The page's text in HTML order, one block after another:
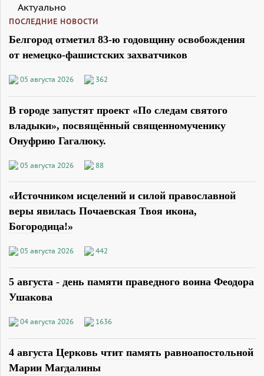
Актуально
ПОСЛЕДНИЕ НОВОСТИ
Белгород отметил 83-ю годовщину освобождения
от немецко-фашистских захватчиков
05 августа 2026 362
В городе запустят проект «По следам святого
владыки», посвящённый священномученику
Онуфрию Гагалюку.
05 августа 2026 88
«Источником исцелений и силой православной
веры явилась Почаевская Твоя икона,
Богородица!»
05 августа 2026 442
5 августа - день памяти праведного воина Феодора
Ушакова
04 августа 2026 1636
4 августа Церковь чтит память равноапостольной
Марии Магдалины